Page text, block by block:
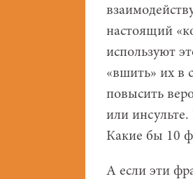
настоящий
используют
«вшить» их в
повысить
или
Какие бы 10
А если эти